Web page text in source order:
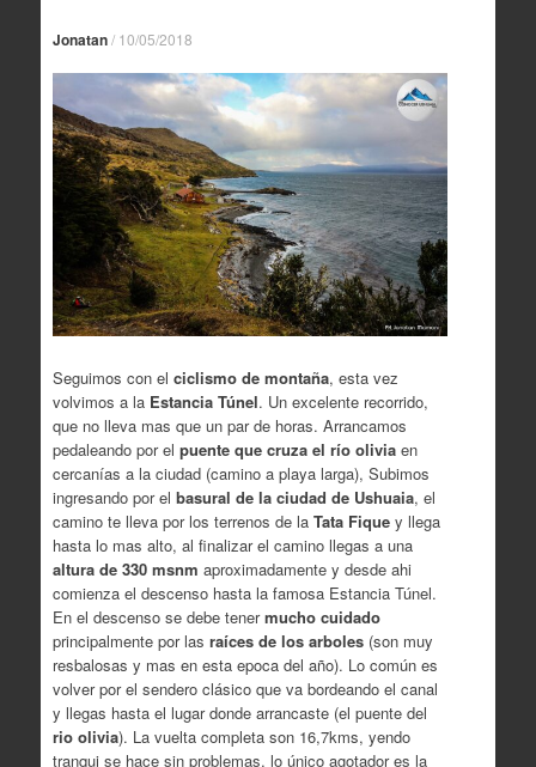
Jonatan/ 10/05/2018
Seguimos con el ciclismo de montaña, esta vez
volvimos a la Estancia Túnel. Un excelente recorrido,
que no lleva mas que un par de horas. Arrancamos
pedaleando por el puente que cruza el río oliviaen
cercanías a la ciudad (camino a playa larga), Subimos
ingresando por el basural de la ciudad de Ushuaia, el
camino te lleva por los terrenos de la Tata Fiquey llega
hasta lo mas alto, al finalizar el camino llegas a una
altura de 330 msnm aproximadamente y desde ahi
comienza el descenso hasta la famosa Estancia Túnel.
En el descenso se debe tenermucho cuidado
principalmente por las raíces de los arboles(son muy
resbalosas y mas en esta epoca del año). Lo común es
volver por el sendero clásico que va bordeando el canal
y llegas hasta el lugar donde arrancaste (el puente del
rio olivia). La vuelta completa son 16,7kms, yendo
tranqui se hace sin problemas, lo único agotador es la